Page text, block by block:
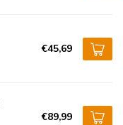
€45,69
€89,99